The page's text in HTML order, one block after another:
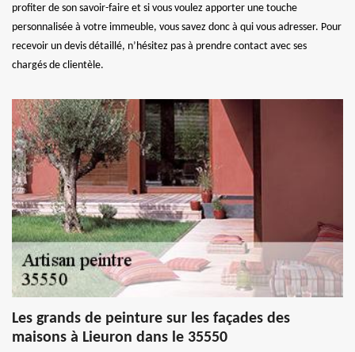
profiter de son savoir-faire et si vous voulez apporter une touche
personnalisée à votre immeuble, vous savez donc à qui vous adresser. Pour
recevoir un devis détaillé, n’hésitez pas à prendre contact avec ses
chargés de clientèle.
Les grands de peinture sur les façades des
maisons à Lieuron dans le 35550